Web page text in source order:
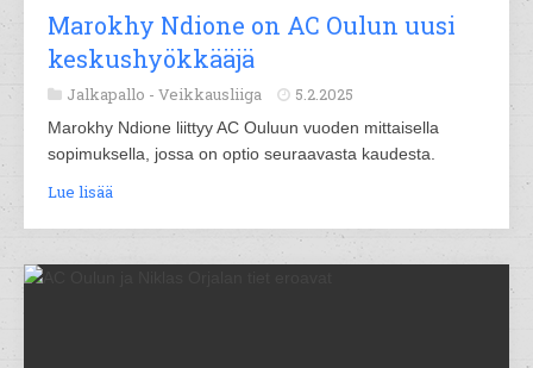
Marokhy Ndione on AC Oulun uusi
keskushyökkääjä
Jalkapallo - Veikkausliiga 5.2.2025
Marokhy Ndione liittyy AC Ouluun vuoden mittaisella
sopimuksella, jossa on optio seuraavasta kaudesta.
Lue lisää